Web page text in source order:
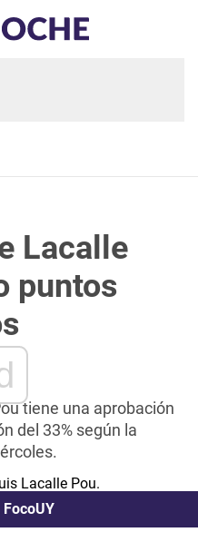
Lacalle
puntos
tiene una aprobación
del 33% según la
FocoUY